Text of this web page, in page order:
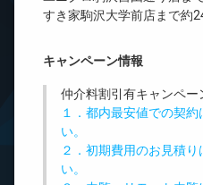
すき家駒沢大学前店まで約
キャンペーン情報
仲介料割引有キャンペー
１．都内最安値での契
い。
２．初期費用のお見積
い。